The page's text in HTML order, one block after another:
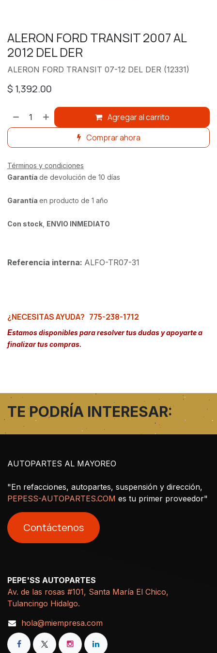
ALERON FORD TRANSIT 2007 AL
2012 DEL DER
ALERON FORD TRANSIT 07-12 DEL DER (12331)
$ 1,392.00
Agregar al carrito
Comprar ahora
Términos y condiciones
Garantía de devolución de 10 días
Garantía en producto de 1 año
Con stock ENVIO INMEDIATO
Referencia interna: ALFO-TR07-31
¿NECESITAS AYUDA? 775-238-1712
Estamos disponibles para resolver tus dudas y apoyarte a
finalizar tus compras.
TE PODRÍA INTERESAR:
AUTOPARTES AL MAYOREO
"En refacciones, autopartes, suspensión y dirección,
PEPESS-AUTOPARTES.COM es tu primer proveedor"
Contáctenos
PEPE'SS AUTOPARTES
Av. de las rosas #101, Santa María El Chico,
Tulancingo Hidalgo.
hola@miempresa.com